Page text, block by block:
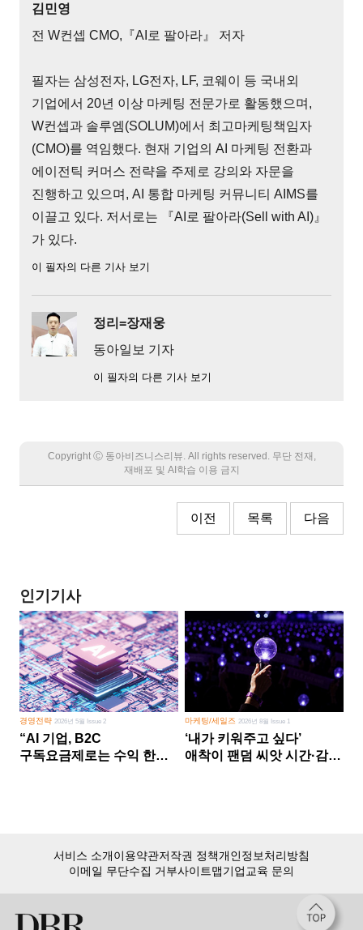
김민영
전 W컨셉 CMO,『AI로 팔아라』 저자
필자는 삼성전자, LG전자, LF, 코웨이 등 국내외
기업에서 20년 이상 마케팅 전문가로 활동했으며,
W컨셉과 솔루엠(SOLUM)에서 최고마케팅책임자
(CMO)를 역임했다. 현재 기업의 AI 마케팅 전환과
에이전틱 커머스 전략을 주제로 강의와 자문을
진행하고 있으며, AI 통합 마케팅 커뮤니티 AIMS를
이끌고 있다. 저서로는 『AI로 팔아라(Sell with AI)』
가 있다.
이 필자의 다른 기사 보기
정리=장재웅
동아일보 기자
이 필자의 다른 기사 보기
Copyright Ⓒ 동아비즈니스리뷰. All rights reserved. 무단 전재,
재배포 및 AI학습 이용 금지
이전 목록 다음
인기기사
경영전략 2026년 5월 Issue 2
“AI 기업, B2C
구독요금제로는 수익 한계
마케팅/세일즈 2026년 8월 Issue 1
‘내가 키워주고 싶다’
애착이 팬덤 씨앗 시간·감정
서비스 소개이용약관저작권 정책개인정보처리방침
이메일 무단수집 거부사이트맵기업교육 문의